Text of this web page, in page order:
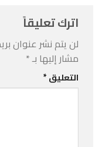
اترك تعليقاً
لن يتم نشر عنوان
مشار إليها بـ*
التعليق*